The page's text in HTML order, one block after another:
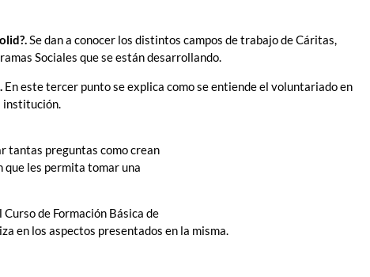
Se dan a conocer los distintos campos de trabajo de Cáritas,
Sociales que se están desarrollando.
En este tercer punto se explica como se entiende el voluntariado en
institución.
tantas preguntas como crean
que les permita tomar una
de Formación Básica de
en los aspectos presentados en la misma.